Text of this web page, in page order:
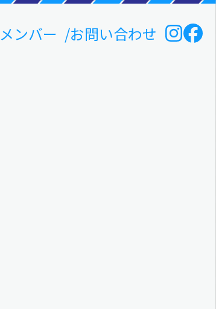
メンバー お問い合わせ